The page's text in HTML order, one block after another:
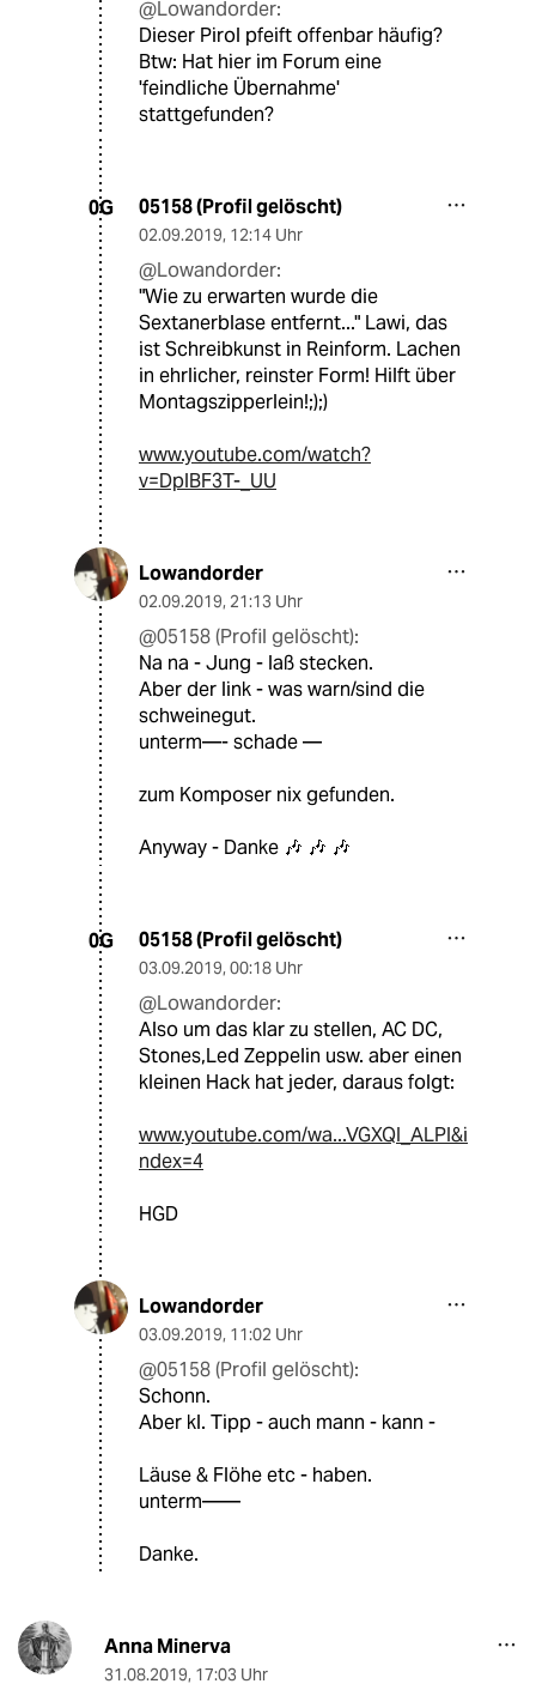
@Lowandorder:
Dieser Pirol pfeift offenbar häufig?
Btw: Hat hier im Forum eine
'feindliche Übernahme'
stattgefunden?
0G 05158 (Profil gelöscht)
02.09.2019, 12:14 Uhr
@Lowandorder:
"Wie zu erwarten wurde die
Sextanerblase entfernt..." Lawi, das
ist Schreibkunst in Reinform. Lachen
in ehrlicher, reinster Form! Hilft über
Montagszipperlein!;);)
www.youtube.com/watch?
v=DplBF3T-_UU
Lowandorder
02.09.2019, 21:13 Uhr
@05158 (Profil gelöscht):
Na na - Jung - laß stecken.
Aber der link - was warn/sind die
schweinegut.
unterm—- schade —
zum Komposer nix gefunden.
Anyway - Danke 🎶 🎶 🎶
0G 05158 (Profil gelöscht)
03.09.2019, 00:18 Uhr
@Lowandorder:
Also um das klar zu stellen, AC DC,
Stones,Led Zeppelin usw. aber einen
kleinen Hack hat jeder, daraus folgt:
www.youtube.com/wa...VGXQI_ALPI&i
ndex=4
HGD
Lowandorder
03.09.2019, 11:02 Uhr
@05158 (Profil gelöscht):
Schonn.
Aber kl. Tipp - auch mann - kann -
Läuse & Flöhe etc - haben.
unterm——
Danke.
Anna Minerva
31.08.2019, 17:03 Uhr